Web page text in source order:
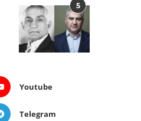
5
Youtube
Telegram